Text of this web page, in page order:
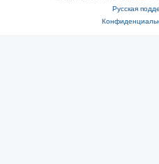
Русская